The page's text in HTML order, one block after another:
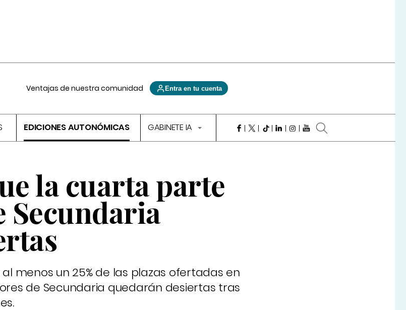
Ventajas de nuestra comunidad Entra en tu cuenta
EDICIONES AUTONÓMICAS GABINETE IA
la cuarta parte
Secundaria
menos un 25% de las plazas ofertadas en
de Secundaria quedarán desiertas tras